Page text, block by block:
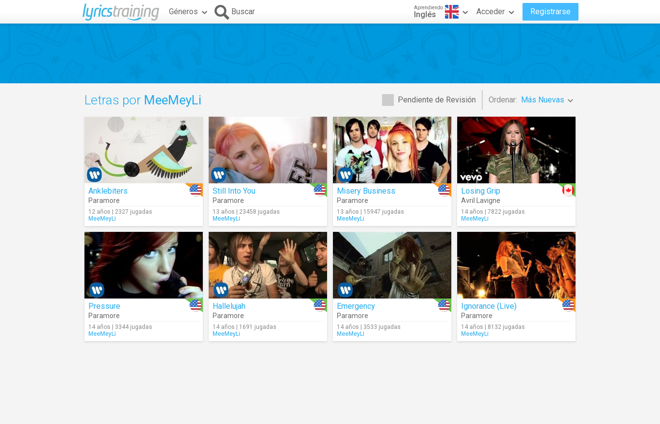
Géneros Buscar Aprendiendo
Inglés Acceder Registrarse
Pendiente de Revisión Ordenar: Más Nuevas
Letras por MeeMeyLi
Anklebiters
Paramore
12 años | 2327 jugadas
MeeMeyLi
Still Into You
Paramore
13 años | 23458 jugadas
MeeMeyLi
Misery Business
Paramore
13 años | 15947 jugadas
MeeMeyLi
Losing Grip
Avril Lavigne
14 años | 7822 jugadas
MeeMeyLi
Pressure
Paramore
14 años | 3344 jugadas
MeeMeyLi
Hallelujah
Paramore
14 años | 1691 jugadas
MeeMeyLi
Emergency
Paramore
14 años | 3533 jugadas
MeeMeyLi
Ignorance (Live)
Paramore
14 años | 8132 jugadas
MeeMeyLi